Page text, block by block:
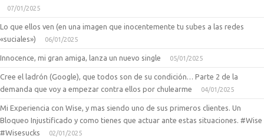
07/01/2025
Lo que ellos ven (en una imagen que inocentemente tu subes a las redes
«suciales»)
06/01/2025
Innocence, mi gran amiga, lanza un nuevo single 05/01/2025
Cree el ladrón (Google), que todos son de su condición… Parte 2 de la
demanda que voy a empezar contra ellos por chulearme
04/01/2025
Mi Experiencia con Wise, y mas siendo uno de sus primeros clientes. Un
Bloqueo Injustificado y como tienes que actuar ante estas situaciones. #Wise
#Wisesucks
02/01/2025